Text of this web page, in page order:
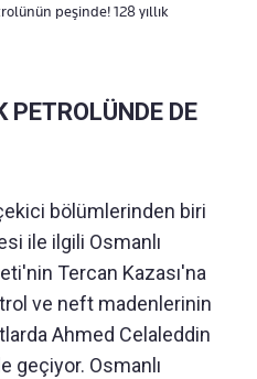
peşinde! 128 yıllık
PETROLÜNDE DE
bölümlerinden biri
ile ilgili Osmanlı
Tercan Kazası'na
ve neft madenlerinin
Ahmed Celaleddin
geçiyor. Osmanlı